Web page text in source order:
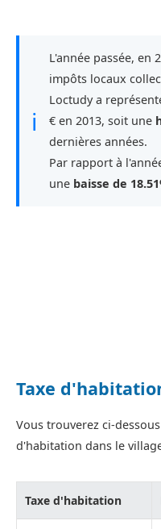
ℹ
L'année passée, en
impôts locaux
Loctudy a
€ en 2013, soit une
dernières années.
Par rapport à
une baisse de
Taxe
Vous trouverez ci-
d'habitation dans le
Taxe d'habitation